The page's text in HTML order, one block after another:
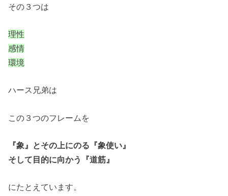
その３つは
理性
感情
環境
ハース兄弟は
この３つのフレームを
『象』とその上にのる『象使い』
そして目的に向かう『道筋』
にたとえています。